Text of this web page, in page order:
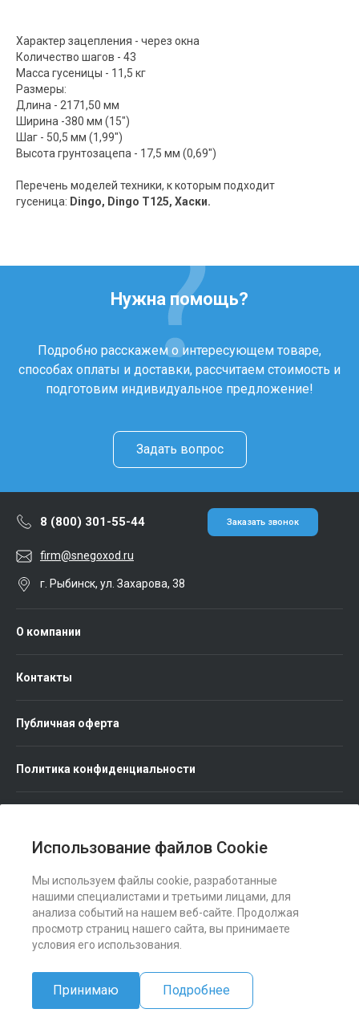
Использование файлов Cookie
Мы используем файлы cookie, разработанные
нашими специалистами и третьими лицами, для
анализа событий на нашем веб-сайте. Продолжая
просмотр страниц нашего сайта, вы принимаете
условия его использования.
Принимаю Подробнее
Характер зацепления - через окна
Количество шагов - 43
Масса гусеницы - 11,5 кг
Размеры:
Длина - 2171,50 мм
Ширина -380 мм (15")
Шаг - 50,5 мм (1,99")
Высота грунтозацепа - 17,5 мм (0,69")
Перечень моделей техники, к которым подходит
гусеница: Dingo, Dingo T125, Хаски.
Нужна помощь?
Подробно расскажем о интересующем товаре,
способах оплаты и доставки, рассчитаем стоимость и
подготовим индивидуальное предложение!
Задать вопрос
8 (800) 301-55-44 Заказать звонок
firm@snegoxod.ru
г. Рыбинск, ул. Захарова, 38
О компании
Контакты
Публичная оферта
Политика конфиденциальности
Мы в соц. сетях